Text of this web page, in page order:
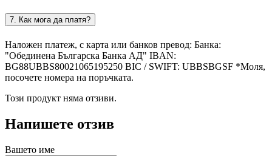
7. Как мога да платя?
Наложен платеж, с карта или банков превод: Банка:
"Обединена Българска Банка АД" IBAN:
BG88UBBS80021065195250 BIC / SWIFT: UBBSBGSF *Моля,
посочете номера на поръчката.
Този продукт няма отзиви.
Напишете отзив
Вашето име